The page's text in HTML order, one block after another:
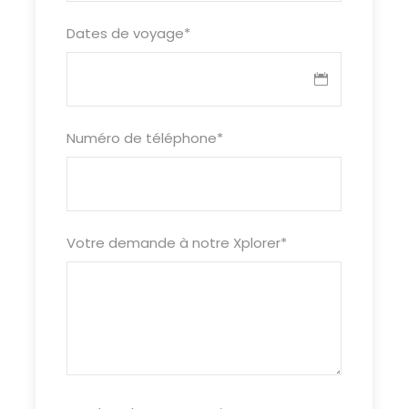
Dates de voyage*
Numéro de téléphone*
Votre demande à notre Xplorer*